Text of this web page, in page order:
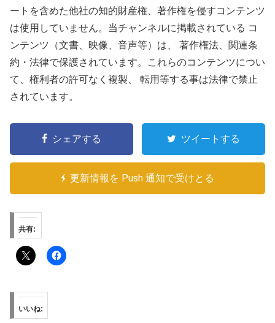
ートを含めた他社の知的財産権、著作権を侵すコンテンツ
は使用していません。当チャンネルに掲載されている コ
ンテンツ（文書、映像、音声等）は、 著作権法、関連条
約・法律で保護されています。これらのコンテンツについ
て、権利者の許可なく複製、 転用等する事は法律で禁止
されています。
シェアする ツイートする
更新情報を Push 通知で受けとる
共有:
いいね: